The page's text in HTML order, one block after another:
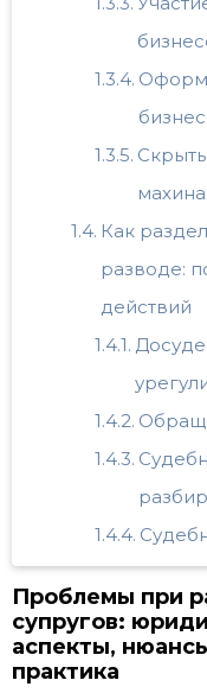
Как
разводе:
действий
Проблемы при
супругов:
аспекты,
практика